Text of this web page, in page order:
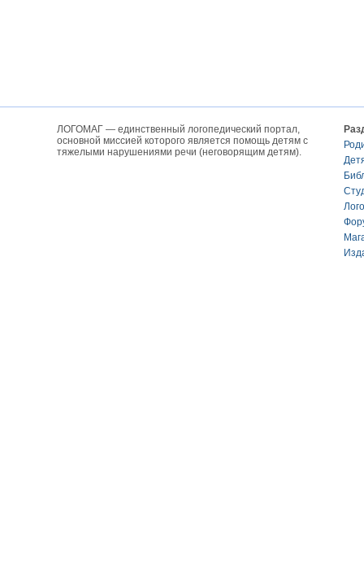
ЛОГОМАГ — единственный логопедический портал,
основной миссией которого является помощь детям с
тяжелыми нарушениями речи (неговорящим детям).